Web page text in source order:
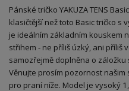
Pánské tričko YAKUZA TENS
klasičtější než toto Basic tričko s
je ideálním základním kouskem
střihem - ne příliš úzký, ani příliš
samozřejmě doplněna o záložku
Věnujte prosím pozornost
pro praní níže. Model je vysoký